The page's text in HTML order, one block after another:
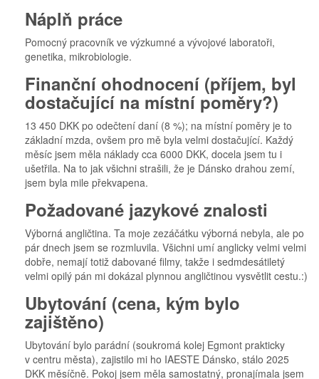
Náplň práce
Pomocný pracovník ve výzkumné a vývojové laboratoři,
genetika, mikrobiologie.
Finanční ohodnocení (příjem, byl
dostačující na místní poměry?)
13 450 DKK po odečtení daní (8 %); na místní poměry je to
základní mzda, ovšem pro mě byla velmi dostačující. Každý
měsíc jsem měla náklady cca 6000 DKK, docela jsem tu i
ušetřila. Na to jak všichni strašili, že je Dánsko drahou zemí,
jsem byla mile překvapena.
Požadované jazykové znalosti
Výborná angličtina. Ta moje zezáčátku výborná nebyla, ale po
pár dnech jsem se rozmluvila. Všichni umí anglicky velmi velmi
dobře, nemají totiž dabované filmy, takže i sedmdesátiletý
velmi opilý pán mi dokázal plynnou angličtinou vysvětlit cestu.:)
Ubytování (cena, kým bylo
zajištěno)
Ubytování bylo parádní (soukromá kolej Egmont prakticky
v centru města), zajistilo mi ho IAESTE Dánsko, stálo 2025
DKK měsíčně. Pokoj jsem měla samostatný, pronajímala jsem